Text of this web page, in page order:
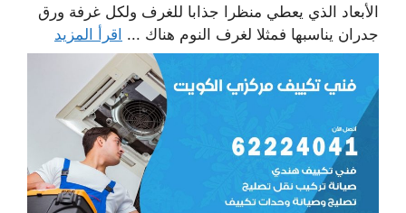
الأبعاد الذي يعطي منظرا جذابا للغرف ولكل غرفة ورق
جدران يناسبها فمثلا لغرف النوم هناك ... اقرأ المزيد